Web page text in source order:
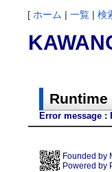
[ ホーム | 一覧| 検
Runtime
Error message :
Founded by
Powered by